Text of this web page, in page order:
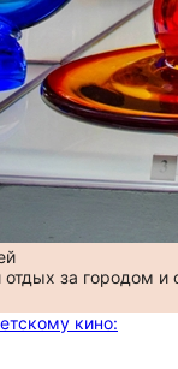
за городом